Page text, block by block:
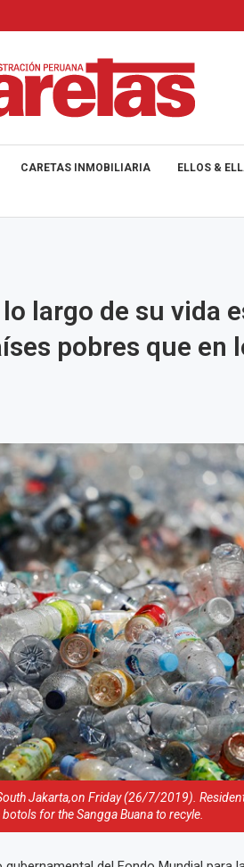
CARETAS INMOBILIARIA ELLOS &
largo de su vida
pobres que en
Jakarta,on Friday (26/7/2019).
for the Sangga Buana to recyle.